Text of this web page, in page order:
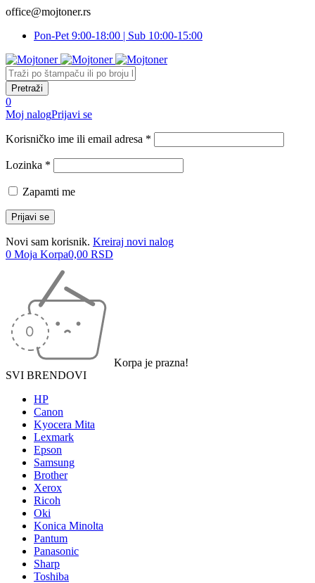
office@mojtoner.rs
Pon-Pet 9:00-18:00 | Sub 10:00-15:00
0
Moj nalogPrijavi se
Korisničko ime ili email adresa *
Lozinka *
Zapamti me
Novi sam korisnik. Kreiraj novi nalog
0 Moja Korpa0,00 RSD
Korpa je prazna!
SVI BRENDOVI
HP
Canon
Kyocera Mita
Lexmark
Epson
Samsung
Brother
Xerox
Ricoh
Oki
Konica Minolta
Pantum
Panasonic
Sharp
Toshiba